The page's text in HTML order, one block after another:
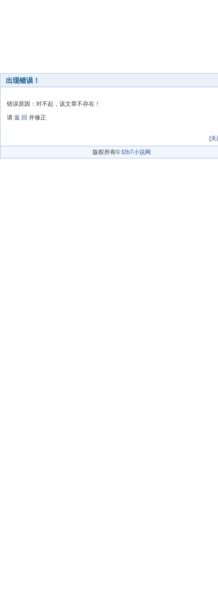
出现错误！
错误原因：对不起，该文章不存在！
请 返 回 并修正
[关
版权所有© t2b7小说网